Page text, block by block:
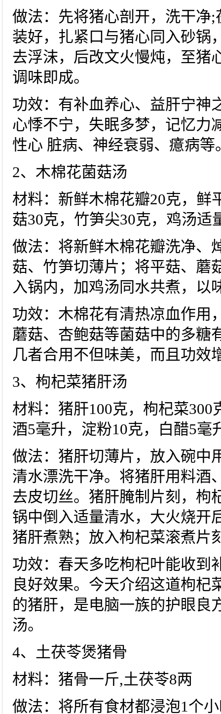
做法：先将猪心剖开，洗干净
装好，扎紧口与猪心同入砂锅
去浮沫，后改文火慢炖，至猪
调味即成。
功效：有补血养心、益肝宁神
心悸不宁，失眠多梦，记忆力
性心 脏病、神经衰弱、癔病等
2、木棉花菌菇汤
材料：新鲜木棉花瓣20克，鲜
菇30克，竹笋尖30克，鸡汤适
做法：将新鲜木棉花瓣洗净、
菇、竹笋切薄片；将平菇、蘑
入锅内，加鸡汤同水共煮，以
功效：木棉花有清热凉血作用
蘑菇、杏鲍菇等菌菇中的多糖
几者合用不但味美，而且功效
3、枸杞菜猪肝汤
材料：猪肝100克，枸杞菜
酒5毫升，淀粉10克，白醋5毫
做法：猪肝切薄片，放入碗中
清水漂洗干净。将猪肝用料酒
去皮切丝。猪肝腌制片刻，枸
锅中倒入适量清水，大火烧开
猪肝煮熟；放入枸杞菜滚煮片
功效：春天多吃枸杞叶能收到
良好效果。今天介绍这道枸杞
的猪肝，是电脑一族的护眼良
汤。
4、土茯苓煲猪骨
材料：猪骨一斤,土茯苓8两
做法：将所有食材都浸泡1个